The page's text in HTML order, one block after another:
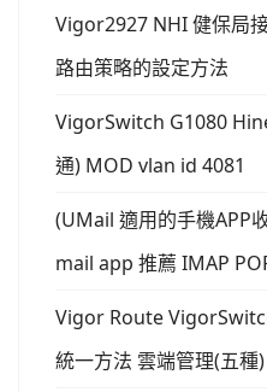
Vigor2927 NHI 健保局
路由策略的設定方法
VigorSwitch G1080
通) MOD vlan id 4081
(UMail 適用的手機APP
mail app 推薦 IMAP
Vigor Route
統一方法 雲端管理(五種)